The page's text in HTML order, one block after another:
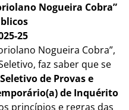
Nogueira Cobra”
25
Nogueira Cobra”,
faz saber que se
de Provas e
de Inquérito
princípios e regras das